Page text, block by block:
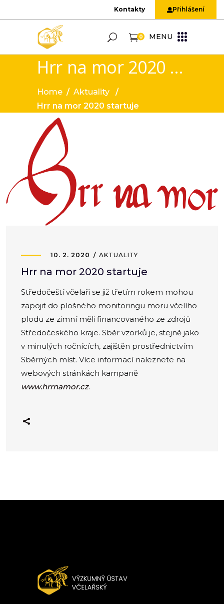
Kontakty Přihlášení
0 MENU
Hrr na mor 2020 startuje
Home / Aktuality
/
Hrr na mor 2020 startuje
10. 2. 2020 AKTUALITY
Hrr na mor 2020 startuje
Středočeští včelaři se již třetím rokem mohou
zapojit do plošného monitoringu moru včelího
plodu ze zimní měli financovaného ze zdrojů
Středočeského kraje. Sběr vzorků je, stejně jako
v minulých ročnících, zajištěn prostřednictvím
Sběrných míst. Více informací naleznete na
webových stránkách kampaně
www.hrrnamor.cz.